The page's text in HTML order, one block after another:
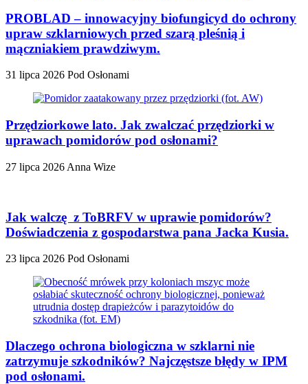
PROBLAD – innowacyjny biofungicyd do ochrony
upraw szklarniowych przed szarą pleśnią i
mączniakiem prawdziwym.
31 lipca 2026 Pod Osłonami
Przędziorkowe lato. Jak zwalczać przędziorki w
uprawach pomidorów pod osłonami?
27 lipca 2026 Anna Wize
Jak walczę z ToBRFV w uprawie pomidorów?
Doświadczenia z gospodarstwa pana Jacka Kusia.
23 lipca 2026 Pod Osłonami
Dlaczego ochrona biologiczna w szklarni nie
zatrzymuje szkodników? Najczęstsze błędy w IPM
pod osłonami.